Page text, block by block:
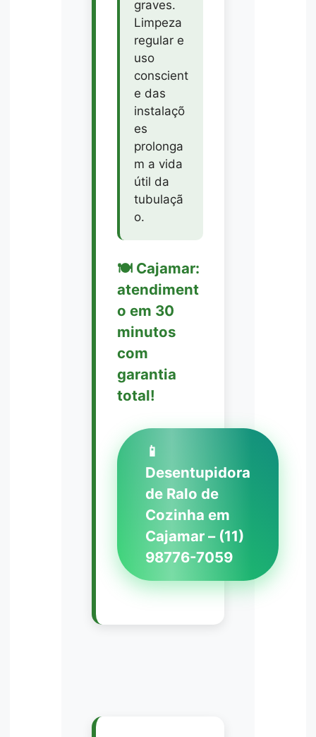
graves.
Limpeza
regular e
uso
conscient
e das
instalaçõ
es
prolonga
m a vida
útil da
tubulaçã
o.
🍽️ Cajamar:
atendiment
o em 30
minutos
com
garantia
total!
📱
Desentupidora
de Ralo de
Cozinha em
Cajamar – (11)
98776-7059